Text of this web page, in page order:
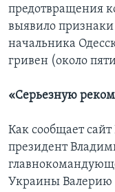
предотвращения
выявило
начальника
гривен (около
«Серьезную
Как сообщает
президент
Украины Валерию